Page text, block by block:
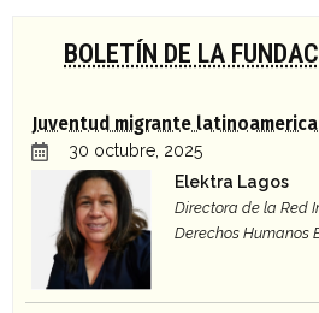
BOLETÍN DE LA
Juventud migrante
30 octubre, 2025
Elektra Lagos
Directora de la Red
Derechos Humanos